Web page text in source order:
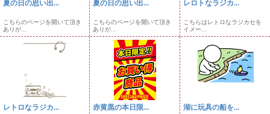
夏の日の思い出...
こちらのページを開いて頂き
ありが...
夏の日の思い出...
こちらのページを開いて頂き
ありが...
レロトなラジカ...
こちらはレトロなラジカセを
イメー...
レトロなラジカ... 赤黄黒の本日限... 湖に玩具の船を...